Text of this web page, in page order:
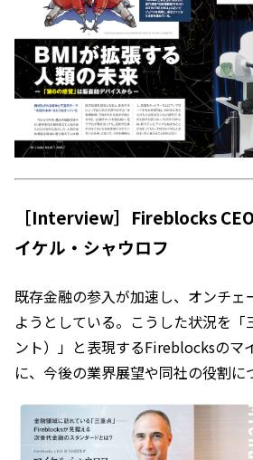
［Interview］Fireblocks
イケル・シャウロフ
既存金融の参入が加速し、オンチェ
ようとしている。こうした状況を「
ント）」と表現するFireblocksのマ
に、今後の業界展望や同社の役割に